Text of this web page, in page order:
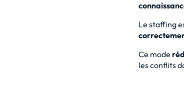
Le staffing
Ce mode
les conflits